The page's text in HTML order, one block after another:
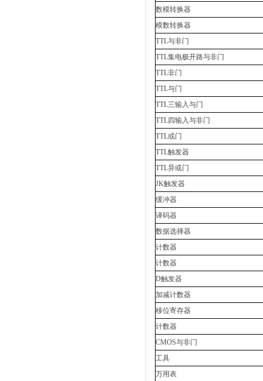
数模转换器
模数转换器
TTL与非门
TTL集电极开路与非门
TTL非门
TTL与门
TTL三输入与门
TTL四输入与非门
TTL或门
TTL触发器
TTL异或门
JK触发器
缓冲器
译码器
数据选择器
计数器
计数器
D触发器
加减计数器
移位寄存器
计数器
CMOS与非门
工具
万用表